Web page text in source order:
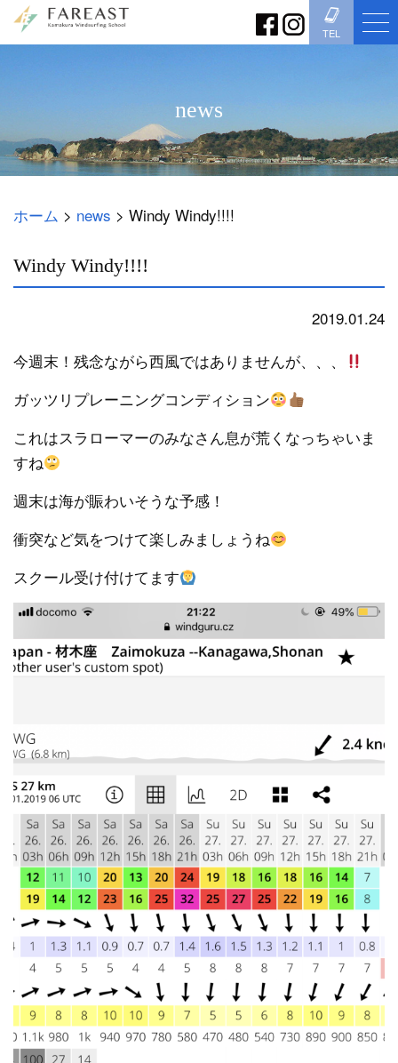
TEL
news
ホーム > news > Windy Windy!!!!
Windy Windy!!!!
2019.01.24
今週末！残念ながら西風ではありませんが、、、
ガッツリプレーニングコンディション
これはスラローマーのみなさん息が荒くなっちゃいま
すね
週末は海が賑わいそうな予感！
衝突など気をつけて楽しみましょうね
スクール受け付けてます